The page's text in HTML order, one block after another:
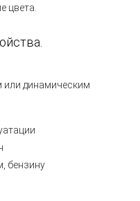
цвета.
или динамическим
бензину